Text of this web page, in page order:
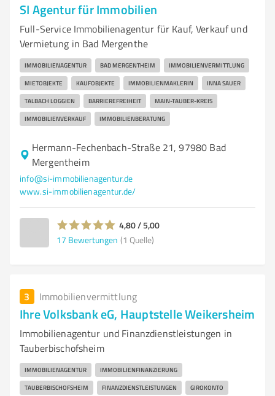
SI Agentur für Immobilien
Full-Service Immobilienagentur für Kauf, Verkauf und
Vermietung in Bad Mergenthe
IMMOBILIENAGENTUR BAD MERGENTHEIM IMMOBILIENVERMITTLUNG
MIETOBJEKTE KAUFOBJEKTE IMMOBILIENMAKLERIN INNA SAUER
TALBACH LOGGIEN BARRIEREFREIHEIT MAIN-TAUBER-KREIS
IMMOBILIENVERKAUF IMMOBILIENBERATUNG
Hermann-Fechenbach-Straße 21, 97980 Bad
Mergentheim
info@si-immobilienagentur.de
www.si-immobilienagentur.de/
4,80 / 5,00
17 Bewertungen (1 Quelle)
3 Immobilienvermittlung
Ihre Volksbank eG, Hauptstelle Weikersheim
Immobilienagentur und Finanzdienstleistungen in
Tauberbischofsheim
IMMOBILIENAGENTUR IMMOBILIENFINANZIERUNG
TAUBERBISCHOFSHEIM FINANZDIENSTLEISTUNGEN GIROKONTO